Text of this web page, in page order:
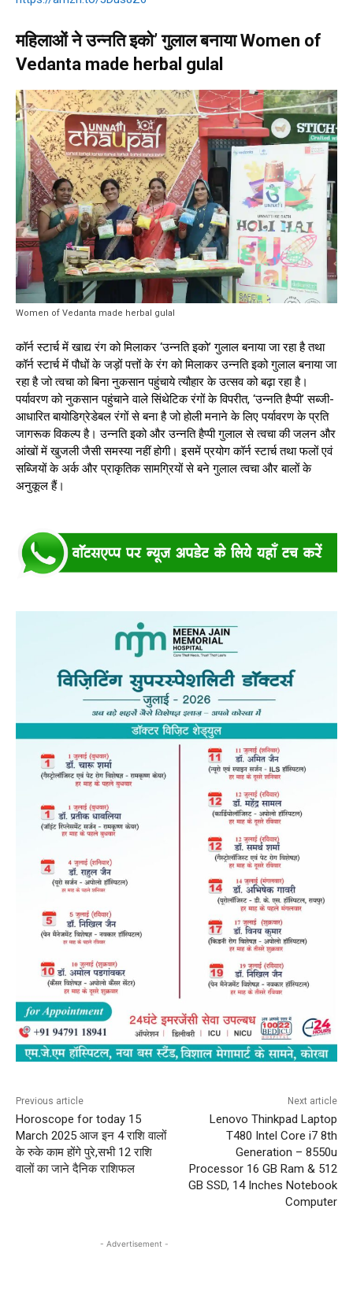
महिलाओं ने उन्नति इको’ गुलाल बनाया Women of
Vedanta made herbal gulal
Women of Vedanta made herbal gulal
कॉर्न स्टार्च में खाद्य रंग को मिलाकर ‘उन्नति इको’ गुलाल बनाया जा रहा है तथा
कॉर्न स्टार्च में पौधों के जड़ों पत्तों के रंग को मिलाकर उन्नति इको गुलाल बनाया जा
रहा है जो त्वचा को बिना नुकसान पहुंचाये त्यौहार के उत्सव को बढ़ा रहा है।
पर्यावरण को नुकसान पहुंचाने वाले सिंथेटिक रंगों के विपरीत, ‘उन्नति हैप्पी’ सब्जी-
आधारित बायोडिग्रेडेबल रंगों से बना है जो होली मनाने के लिए पर्यावरण के प्रति
जागरूक विकल्प है। उन्नति इको और उन्नति हैप्पी गुलाल से त्वचा की जलन और
आंखों में खुजली जैसी समस्या नहीं होगी। इसमें प्रयोग कॉर्न स्टार्च तथा फलों एवं
सब्जियों के अर्क और प्राकृतिक सामग्रियों से बने गुलाल त्वचा और बालों के
अनुकूल हैं।
Previous article
Horoscope for today 15
March 2025 आज इन 4 राशि वालों
के रुके काम होंगे पुरे,सभी 12 राशि
वालों का जाने दैनिक राशिफल
Next article
Lenovo Thinkpad Laptop
T480 Intel Core i7 8th
Generation – 8550u
Processor 16 GB Ram & 512
GB SSD, 14 Inches Notebook
Computer
- Advertisement -